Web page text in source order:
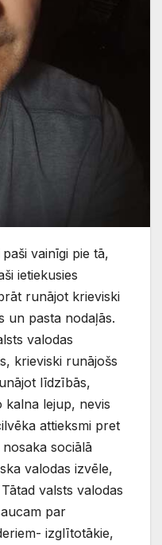
vainīgi pie tā,
ietiekusies
runājot krieviski
un pasta nodaļās.
valodas
krieviski runājošs
līdzībās,
lejup, nevis
attieksmi pret
sociālā
valodas izvēle,
valsts valodas
par
izglītotākie,